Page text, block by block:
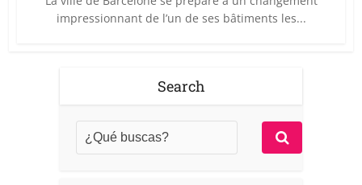
impressionnant de l’un de ses bâtiments les...
Search